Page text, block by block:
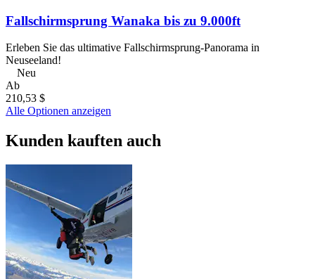
Fallschirmsprung Wanaka bis zu 9.000ft
Erleben Sie das ultimative Fallschirmsprung-Panorama in
Neuseeland!
Neu
Ab
210,53 $
Alle Optionen anzeigen
Kunden kauften auch